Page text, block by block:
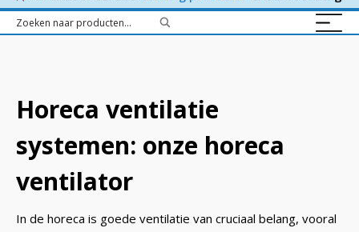
Horeca ventilatie
systemen: onze horeca
ventilator
In de horeca is goede ventilatie van cruciaal belang, vooral